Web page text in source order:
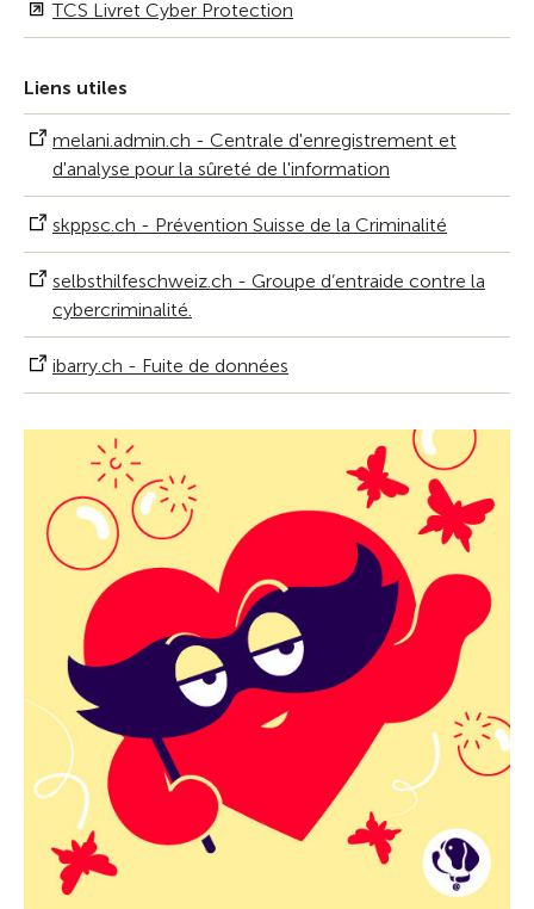
TCS Livret Cyber Protection
Liens utiles
melani.admin.ch - Centrale d'enregistrement et
d'analyse pour la sûreté de l'information
skppsc.ch - Prévention Suisse de la Criminalité
selbsthilfeschweiz.ch - Groupe d’entraide contre la
cybercriminalité.
ibarry.ch - Fuite de données